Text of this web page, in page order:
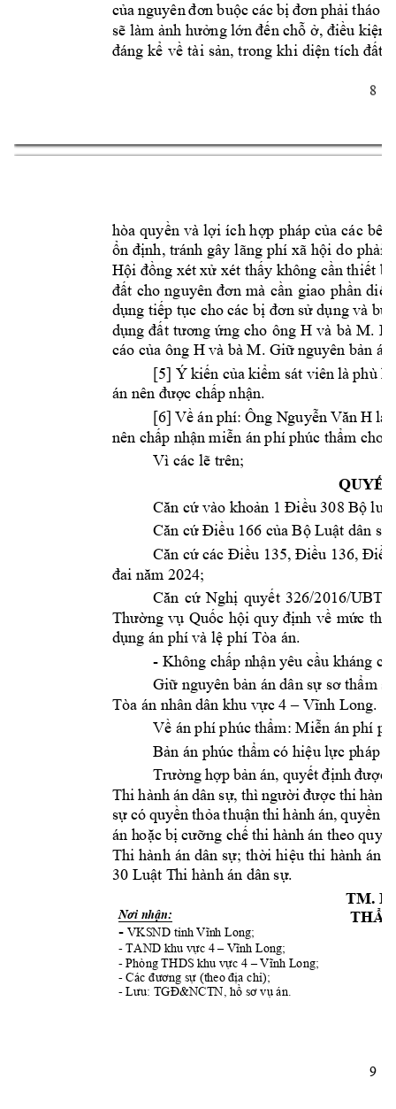
8
của nguyên đơn buộc cc bị đơn phải tho
sẽ làm ảnh hưởng lớn đến chỗ ở, điều kiện
đng kể về tài sản, trong khi diện tích đất
9
ha quyền và lợi ích hợp php của cc
ổn định, trnh gây lãng phí xã hội do phải
Hội đồng xét xử xét thấy không cần thiết
đất cho nguyên đơn mà cần giao phần
dụng tiếp tục cho cc bị đơn sử dụng và
dụng đất tương ứng cho ông H và bà M.
co của ông H và bà M. Giữ nguyên bản
[5] Ý kiến của kiểm st viên là phù
n nên được chấp nhận.
[6] Về n phí: Ông Nguyễn Văn H là
nên chấp nhận miễn n phí phúc thẩm cho
Vì cc lẽ trên;
Căn cứ vào khoản 1 Điều 308 Bộ
Căn cứ Điều 166 của Bộ Luật dân sự
Căn cứ cc Điều 135, Điều 136, Đ
đai năm 2024;
Căn cứ Nghị quyết 326/2016/
Thường vụ Quốc hội quy định về mức
dụng n phí và lệ phí Ta n.
- Không chấp nhận yêu cầu khng
Giữ nguyên bản n dân sự sơ thẩm
Ta n nhân dân khu vực 4 – Vĩnh Long.
Về n phí phúc thẩm: Miễn n phí
Bản n phúc thẩm có hiệu lực php
Trường hợp bản n, quyết định được
Thi hành n dân sự, thì người được thi hành
sự có quyền thỏa thuận thi hành n, quyền
n hoặc bị cưỡng chế thi hành n theo quy
Thi hành n dân sự; thời hiệu thi hành n
30 Luật Thi hành n dân sự.
TM.
Nơi nhận:
- VKSND tnh Vĩnh Long;
- TAND khu vực 4 – Vĩnh Long;
- Phòng THDS khu vực 4 – Vĩnh Long;
- Cc đương sự (theo địa ch);
- Lưu: TGĐ&NCTN, hồ sơ vụ án.
THẨ